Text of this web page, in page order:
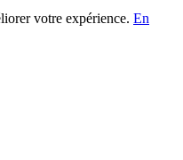
votre expérience. En